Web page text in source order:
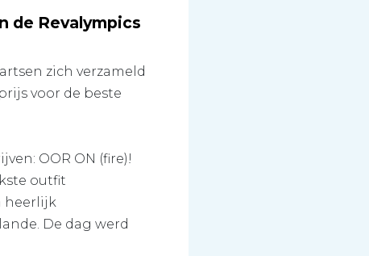
de Revalympics
zich verzameld
voor de beste
OOR ON (fire)!
outfit
heerlijk
De dag werd